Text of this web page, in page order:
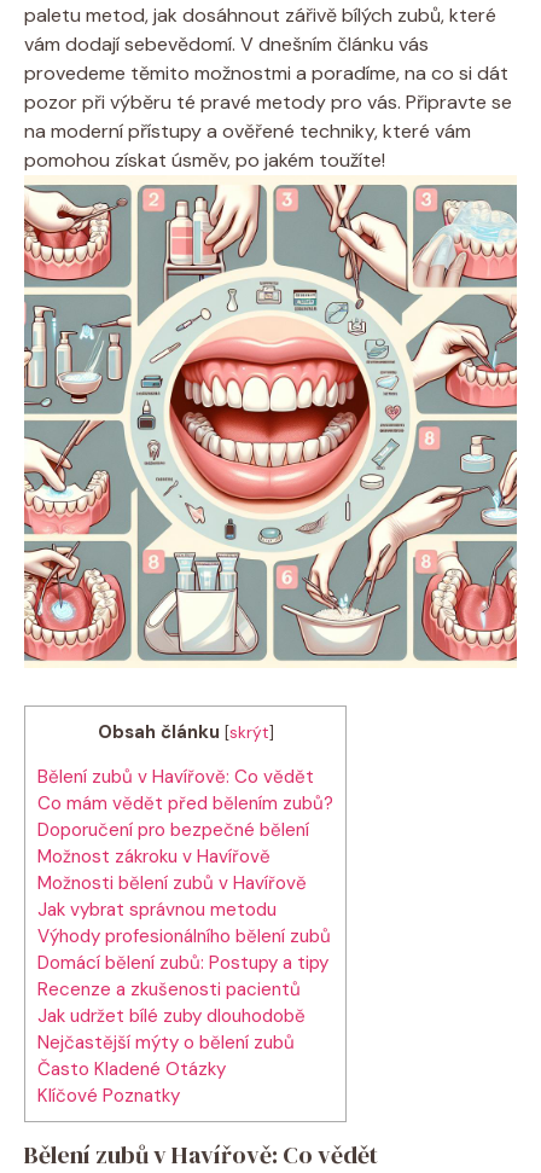
paletu metod, jak dosáhnout zářivě bílých zubů, které
vám dodají sebevědomí. V dnešním článku vás
provedeme těmito možnostmi a poradíme, na co si dát
pozor při výběru té pravé metody pro vás. Připravte se
na moderní přístupy a ověřené techniky, které vám
pomohou získat úsměv, po jakém toužíte!
Obsah článku [skrýt]
Bělení zubů v Havířově: Co vědět
Co mám vědět před bělením zubů?
Doporučení pro bezpečné bělení
Možnost zákroku v Havířově
Možnosti bělení zubů v Havířově
Jak vybrat správnou metodu
Výhody profesionálního bělení zubů
Domácí bělení zubů: Postupy a tipy
Recenze a zkušenosti pacientů
Jak udržet bílé zuby dlouhodobě
Nejčastější mýty o bělení zubů
Často Kladené Otázky
Klíčové Poznatky
Bělení zubů v Havířově: Co vědět